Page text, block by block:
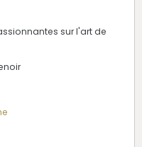
sur l'art de